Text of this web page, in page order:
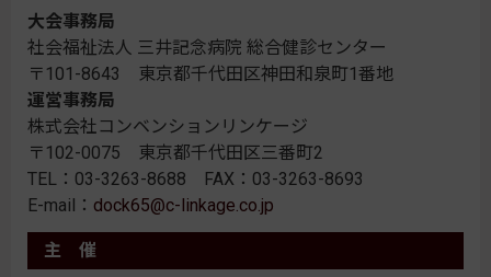
大会事務局
社会福祉法人 三井記念病院 総合健診センター
〒101-8643 東京都千代田区神田和泉町1番地
運営事務局
株式会社コンベンションリンケージ
〒102-0075 東京都千代田区三番町2
TEL：03-3263-8688 FAX：03-3263-8693
E-mail： dock65@c-linkage.co.jp
主 催